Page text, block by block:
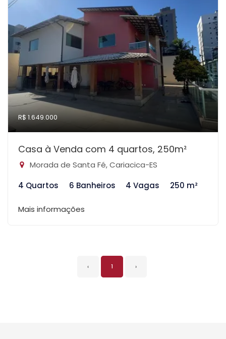
R$ 1.649.000
Casa à Venda com 4 quartos, 250m²
Morada de Santa Fé, Cariacica-ES
4 Quartos
6 Banheiros 4 Vagas 250 m²
Mais informações
‹ 1 ›